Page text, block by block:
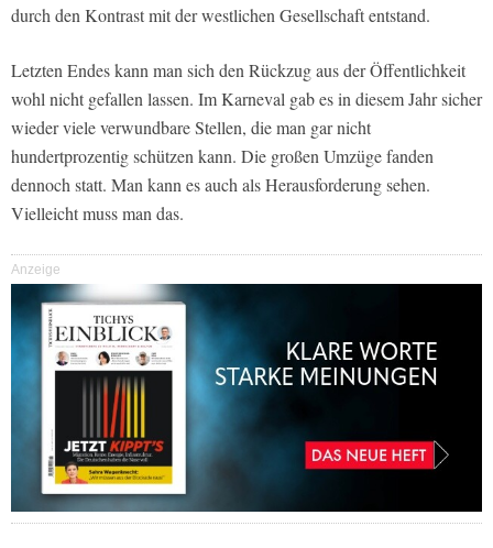
durch den Kontrast mit der westlichen Gesellschaft entstand.
Letzten Endes kann man sich den Rückzug aus der Öffentlichkeit
wohl nicht gefallen lassen. Im Karneval gab es in diesem Jahr sicher
wieder viele verwundbare Stellen, die man gar nicht
hundertprozentig schützen kann. Die großen Umzüge fanden
dennoch statt. Man kann es auch als Herausforderung sehen.
Vielleicht muss man das.
Anzeige